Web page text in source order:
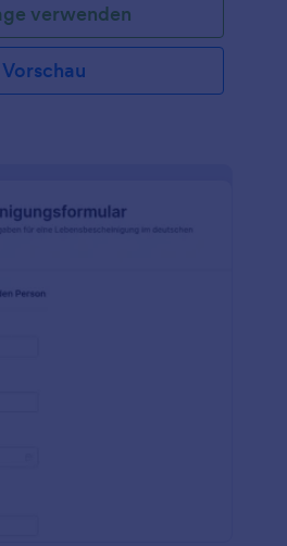
verwenden
Vorschau